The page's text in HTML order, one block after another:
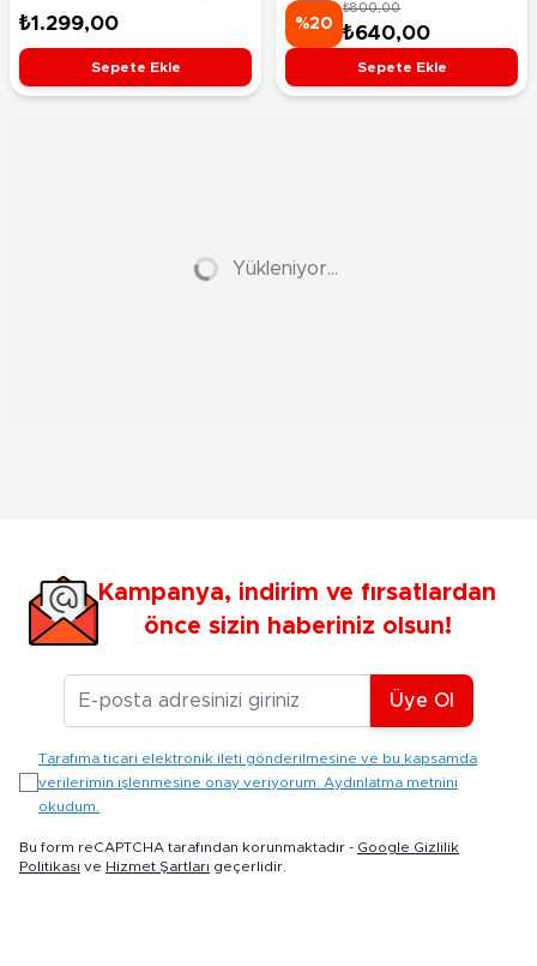
Cosbi Collection Sürpriz
₺1.299,00
Sepete Ekle
%20
₺800,00
₺640,00
Sepete Ekle
Yükleniyor...
Kampanya, indirim ve fırsatlardan
önce sizin haberiniz olsun!
E-posta Adresiniz
Üye Ol
Tarafıma ticari elektronik ileti gönderilmesine ve bu kapsamda
verilerimin işlenmesine onay veriyorum. Aydınlatma metnini
okudum.
Bu form reCAPTCHA tarafından korunmaktadır - Google Gizlilik
Politikası ve Hizmet Şartları geçerlidir.